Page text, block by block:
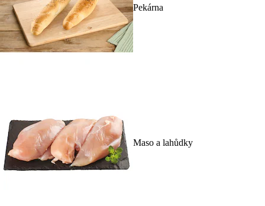
Pekárna
Maso a lahůdky